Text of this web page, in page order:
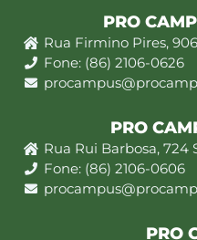
PRO
Rua Firmino Pires,
Fone: (86) 2106-0626
PRO
Rua Rui Barbosa, 724
Fone: (86) 2106-0606
PRO